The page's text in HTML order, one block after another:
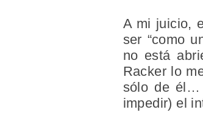
A mi juicio,
ser “como
no está
Racker lo
sólo de él…
impedir) el